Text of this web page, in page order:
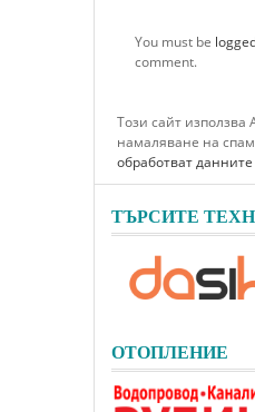
You must be
comment.
Този сайт използва
намаляване на
обработват
ТЪРСИТЕ
ОТОПЛЕНИЕ